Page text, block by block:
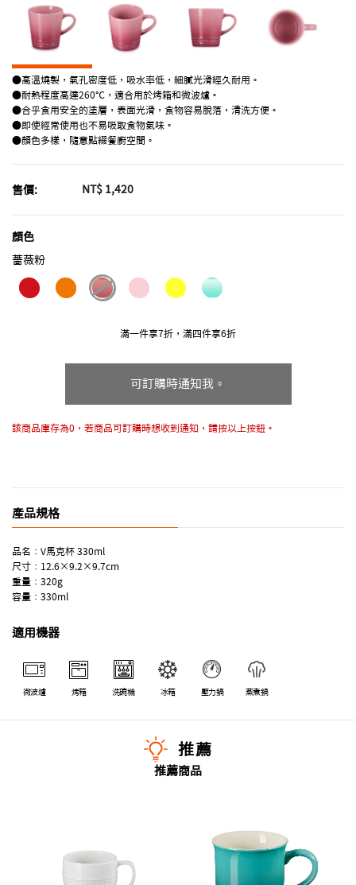
●高溫燒製，氣孔密度低，吸水率低，細膩光滑經久耐用。
●耐熱程度高達260℃，適合用於烤箱和微波爐。
●合乎食用安全的塗層，表面光滑，食物容易脫落，清洗方便。
●即使經常使用也不易吸取食物氣味。
●顏色多樣，隨意點綴餐廚空間。
售價: NT$ 1,420
顏色
薔薇粉
滿一件享7折，滿四件享6折
可訂購時通知我。
該商品庫存為0，若商品可訂購時想收到通知，請按以上按鈕。
產品規格
品名：V馬克杯 330ml
尺寸：12.6×9.2×9.7cm
重量：320g
容量：330ml
適用機器
微波爐 烤箱 洗碗機 冰箱 壓力鍋 蒸煮鍋
推薦
推薦商品